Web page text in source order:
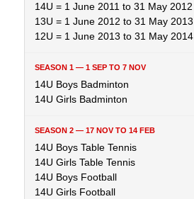
14U = 1 June 2011 to 31 May 2012
13U = 1 June 2012 to 31 May 2013
12U = 1 June 2013 to 31 May 2014
14U Boys Badminton
14U Girls Badminton
14U Boys Table Tennis
14U Girls Table Tennis
14U Boys Football
14U Girls Football